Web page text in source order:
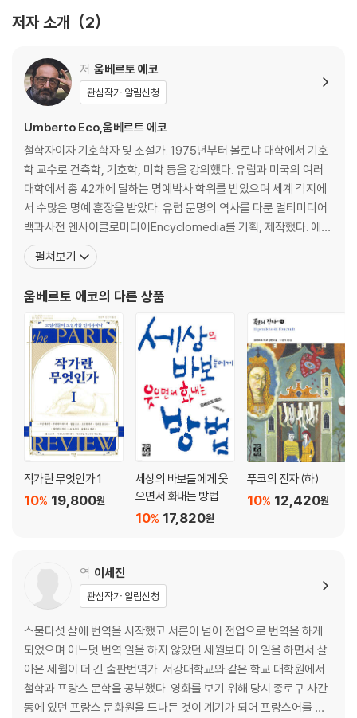
추의 다양성
적에 대한 관상학
당신의 흉측함을 사랑해요
현대 도시에서의 추함
03 절대와 상대_절대와 상대의 의미를 찾아서
〈절대〉가 있는 곳
사실은 없고 해석만 있는가
04 불_불의 상징
신적 요소로서의 불
지옥의 불
연금술의 불
예술의 원인으로서의 불
공현 경험으로서의 불
재생의 불
현대의 에크피로시스
05 보이지 않는 것_실제 존재하는 것처럼 얘기하기
문학을 읽는다는 것
06 역설과 아포리즘_논리학과 수사학에서의 사용법
〈나는 거짓말을 하고 있다〉
아포리즘의 힘
오스카 와일드의 역설과 아포리즘
뒤집기
저자 소개 2
저 움베르토 에코
관심작가 알림신청
Umberto Eco,움베르트 에코
철학자이자 기호학자 및 소설가. 1975년부터 볼로냐 대학에서 기호
학 교수로 건축학, 기호학, 미학 등을 강의했다. 유럽과 미국의 여러
대학에서 총 42개에 달하는 명예박사 학위를 받았으며 세계 각지에
서 수많은 명예 훈장을 받았다. 유럽 문명의 역사를 다룬 멀티미디어
백과사전 엔사이클로미디어Encyclomedia를 기획, 제작했다. 에코
의 이름을 알린 소설 『장미의 이름』은 40여 개국에 번역돼 3천만 부
이상이 판매되었다. 이 소설로 프랑스 메디치 상을 비롯해 각종 문학
발점은 철학이었다. 토리노 대학에
펼쳐보기
움베르토 에코의 다른 상품
작가란 무엇인가 1
19,800원
10%
세상의 바보들에게 웃
으면서 화내는 방법
17,820원
10%
푸코의 진자 (하)
12,420원
10%
역 이세진
관심작가 알림신청
스물다섯 살에 번역을 시작했고 서른이 넘어 전업으로 번역을 하게
되었으며 어느덧 번역 일을 하지 않았던 세월보다 이 일을 하면서 살
아온 세월이 더 긴 출판번역가. 서강대학교와 같은 학교 대학원에서
철학과 프랑스 문학을 공부했다. 영화를 보기 위해 당시 종로구 사간
동에 있던 프랑스 문화원을 드나든 것이 계기가 되어 프랑스어를 배